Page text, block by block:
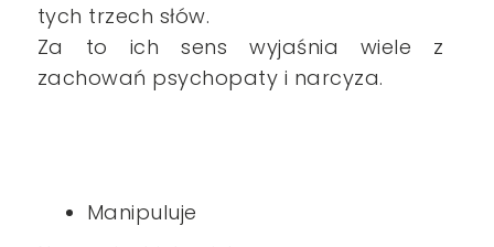
tych trzech słów.
Za to ich sens wyjaśnia wiele z
zachowań psychopaty i narcyza.
Manipuluje